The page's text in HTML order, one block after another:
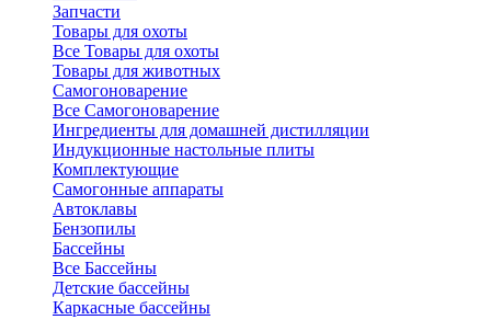
Запчасти
Товары для охоты
Все Товары для охоты
Товары для животных
Самогоноварение
Все Самогоноварение
Ингредиенты для домашней дистилляции
Индукционные настольные плиты
Комплектующие
Самогонные аппараты
Автоклавы
Бензопилы
Бассейны
Все Бассейны
Детские бассейны
Каркасные бассейны